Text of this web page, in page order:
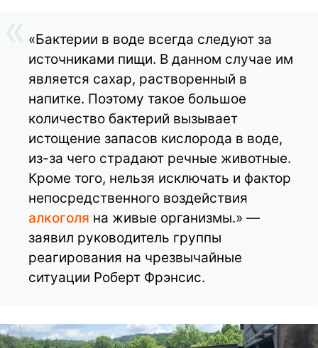
«Бактерии в воде всегда следуют за
источниками пищи. В данном случае им
является сахар, растворенный в
напитке. Поэтому такое большое
количество бактерий вызывает
истощение запасов кислорода в воде,
из-за чего страдают речные животные.
Кроме того, нельзя исключать и фактор
непосредственного воздействия
алкоголя на живые организмы.» —
заявил руководитель группы
реагирования на чрезвычайные
ситуации Роберт Фрэнсис.